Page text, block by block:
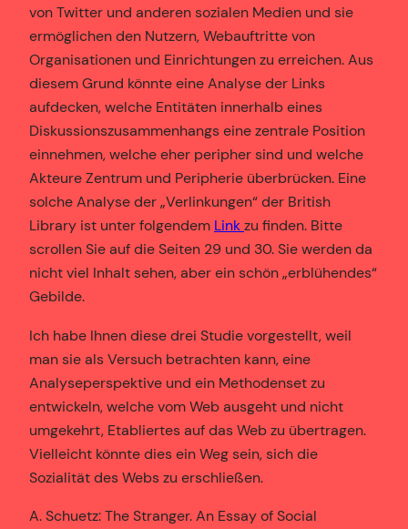
von Twitter und anderen sozialen Medien und sie
ermöglichen den Nutzern, Webauftritte von
Organisationen und Einrichtungen zu erreichen. Aus
diesem Grund könnte eine Analyse der Links
aufdecken, welche Entitäten innerhalb eines
Diskussionszusammenhangs eine zentrale Position
einnehmen, welche eher peripher sind und welche
Akteure Zentrum und Peripherie überbrücken. Eine
solche Analyse der „Verlinkungen“ der British
Library ist unter folgendem Linkzu finden. Bitte
scrollen Sie auf die Seiten 29 und 30. Sie werden da
nicht viel Inhalt sehen, aber ein schön „erblühendes“
Gebilde.
Ich habe Ihnen diese drei Studie vorgestellt, weil
man sie als Versuch betrachten kann, eine
Analyseperspektive und ein Methodenset zu
entwickeln, welche vom Web ausgeht und nicht
umgekehrt, Etabliertes auf das Web zu übertragen.
Vielleicht könnte dies ein Weg sein, sich die
Sozialität des Webs zu erschließen.
A. Schuetz: The Stranger. An Essay of Social